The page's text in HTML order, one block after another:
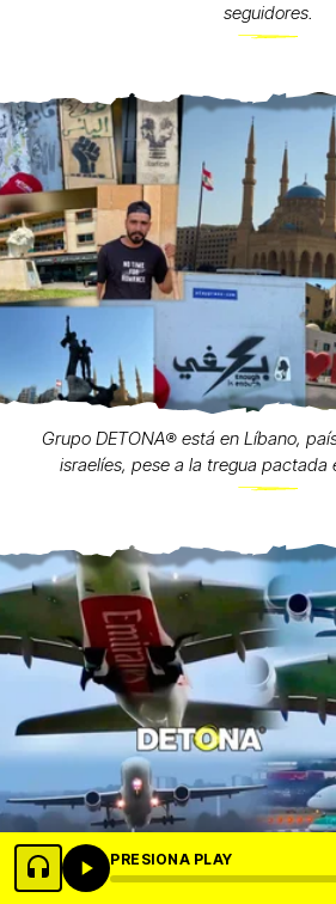
seguidores.
Grupo DETONA®️ está en Líbano,
israelíes, pese a la tregua pactada
Pon tu marca en Grupo DETONA® como
PRESIONA PLAY